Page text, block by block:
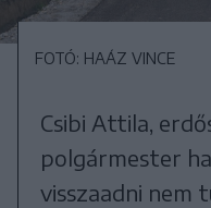
FOTÓ: HAÁZ VINCE
Csibi Attila,
polgármester
visszaadni nem